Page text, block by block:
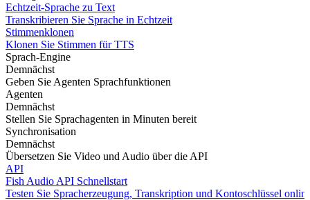
Echtzeit-Sprache zu Text
Transkribieren Sie Sprache in Echtzeit
Stimmenklonen
Klonen Sie Stimmen für TTS
Sprach-Engine
Demnächst
Geben Sie Agenten Sprachfunktionen
Agenten
Demnächst
Stellen Sie Sprachagenten in Minuten bereit
Synchronisation
Demnächst
Übersetzen Sie Video und Audio über die API
API
Fish Audio API Schnellstart
Testen Sie Spracherzeugung, Transkription und Kontoschlüssel